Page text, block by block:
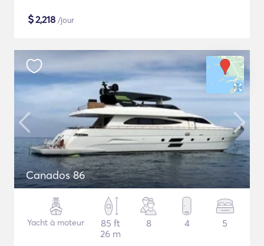
$2,218 /jour
Canados 86
Yacht à moteur
85 ft
26 m
8 4 5